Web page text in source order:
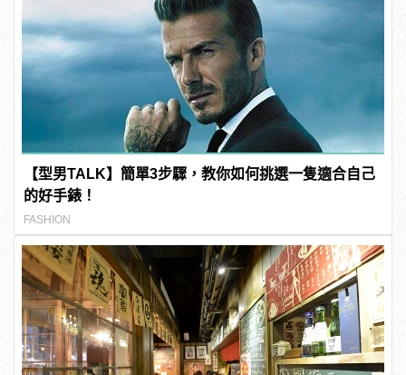
【型男TALK】簡單3步驟，教你如何挑選一隻適合自己
的好手錶！
FASHION